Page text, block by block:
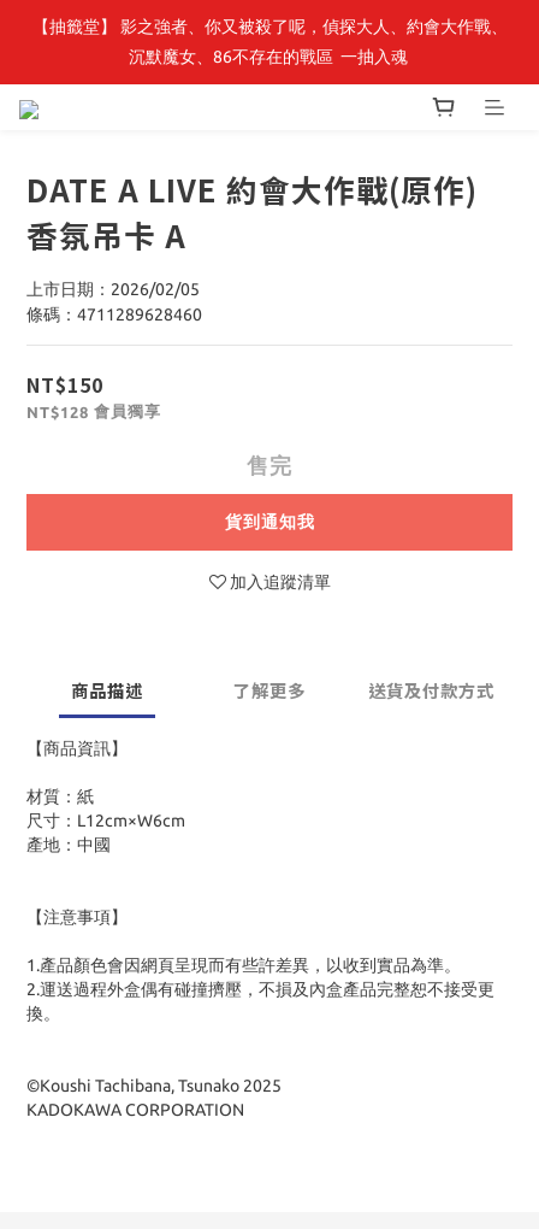
最新開賣🔥「全知讀者視角」 周邊商品
【抽籤堂】 影之強者、你又被殺了呢，偵探大人、約會大作戰、
沉默魔女、86不存在的戰區  一抽入魂
DATE A LIVE 約會大作戰(原作)
香氛吊卡 A
上市日期：2026/02/05
條碼：4711289628460
NT$150
NT$128 會員獨享
售完
貨到通知我
加入追蹤清單
商品描述 了解更多 送貨及付款方式
【商品資訊】
材質：紙
尺寸：L12cm×W6cm
產地：中國
【注意事項】
1.產品顏色會因網頁呈現而有些許差異，以收到實品為準。
2.運送過程外盒偶有碰撞擠壓，不損及內盒產品完整恕不接受更
換。
©Koushi Tachibana, Tsunako 2025
KADOKAWA CORPORATION